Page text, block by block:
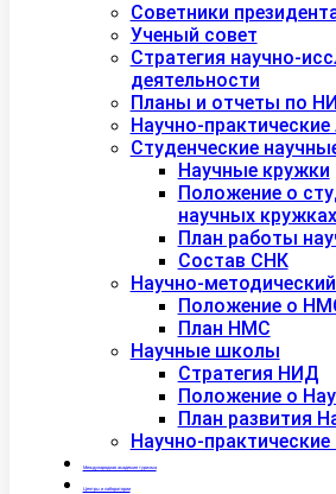
Советники
Ученый совет
Стратегия научно-
деятельности
Планы и отчеты по
Научно-
Студенческие
Научные кружки
Положение о
научных кружках
План работы
Состав СНК
Научно-
Положение о
План НМС
Научные школы
Стратегия НИД
Положение о
План развития
Научно-
Международная академия туризма
Центры и лаборатории